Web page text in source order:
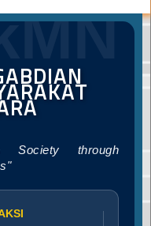
Society through